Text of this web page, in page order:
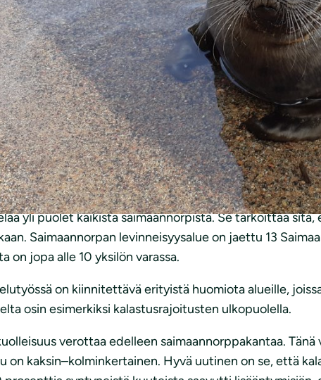
on siis aihetta. Olemme suojelutyössä oikealla polulla.
norppa on edelleen erittäin uhanalainen ja kanta on
suojelun taso on vielä hyvin kaukana –
on ennemminkin lisättävä kuin tyydyttävä nykytasoon.
ja sen myötä tulleet leudot talvet ja epävakaat
saimaannorpan kannan kasvulle. Samanaikaisesti
osapopulaatioiksi Saimaan eri vesistöalueille.
yli puolet kaikista saimaannorpista. Se tarkoittaa
Saimaannorpan levinneisyysalue on jaettu 13
on jopa alle 10 yksilön varassa.
on kiinnitettävä erityistä huomiota alueille,
osin esimerkiksi kalastusrajoitusten ulkopuolella.
verottaa edelleen saimaannorppakantaa.
on kaksin–kolminkertainen. Hyvä uutinen on se, että